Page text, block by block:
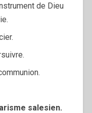
de Dieu
salesien.